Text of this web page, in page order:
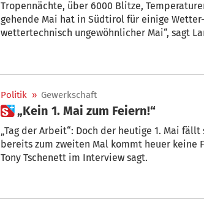
Tropennächte, über 6000 Blitze,
gehende Mai hat in Südtirol für einige
wettertechnisch ungewöhnlicher Mai“, sagt
Politik » Gewerkschaft
 „Kein 1. Mai zum Feiern!“
„Tag der Arbeit“: Doch der heutige 1. Mai
bereits zum zweiten Mal kommt heuer keine
Tony Tschenett im Interview sagt.